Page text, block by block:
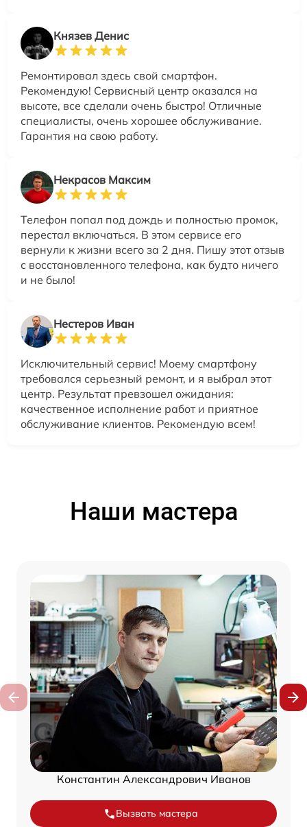
Князев Денис
Ремонтировал здесь свой смартфон.
Рекомендую! Сервисный центр оказался на
высоте, все сделали очень быстро! Отличные
специалисты, очень хорошее обслуживание.
Гарантия на свою работу.
Некрасов Максим
Телефон попал под дождь и полностью промок,
перестал включаться. В этом сервисе его
вернули к жизни всего за 2 дня. Пишу этот отзыв
с восстановленного телефона, как будто ничего
и не было!
Нестеров Иван
Исключительный сервис! Моему смартфону
требовался серьезный ремонт, и я выбрал этот
центр. Результат превзошел ожидания:
качественное исполнение работ и приятное
обслуживание клиентов. Рекомендую всем!
Наши мастера
Константин Александрович Иванов
Вызвать мастера